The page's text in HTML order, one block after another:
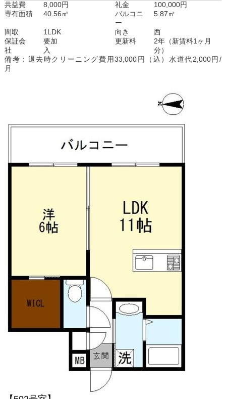
共益費 8,000円 礼金
100,000円
専有面積
40.56㎡
バルコニ
ー
5.87㎡
間取 1LDK 向き
西
保証会
社
要加
入
更新料
2年（新賃料1ヶ月
分）
備考：退去時クリーニング費用33,000円（込）水道代2,000円/
月